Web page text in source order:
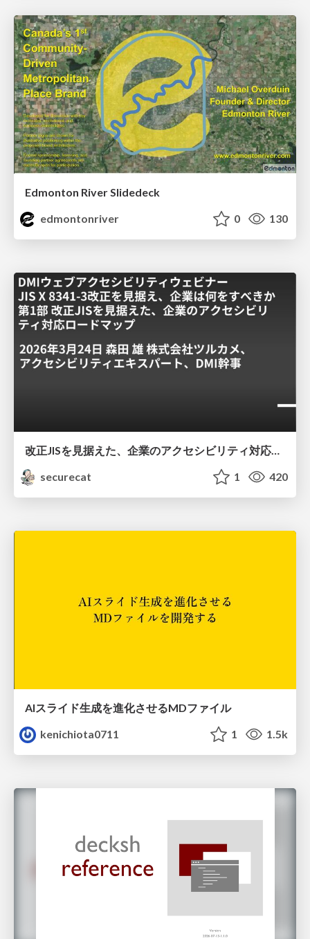
Edmonton River Slidedeck
edmontonriver
0 130
securecat
1 420
AIスライド生成を進化させるMDファイル
kenichiota0711
1 1.5k